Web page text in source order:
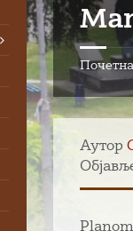
Почетна
Аутор